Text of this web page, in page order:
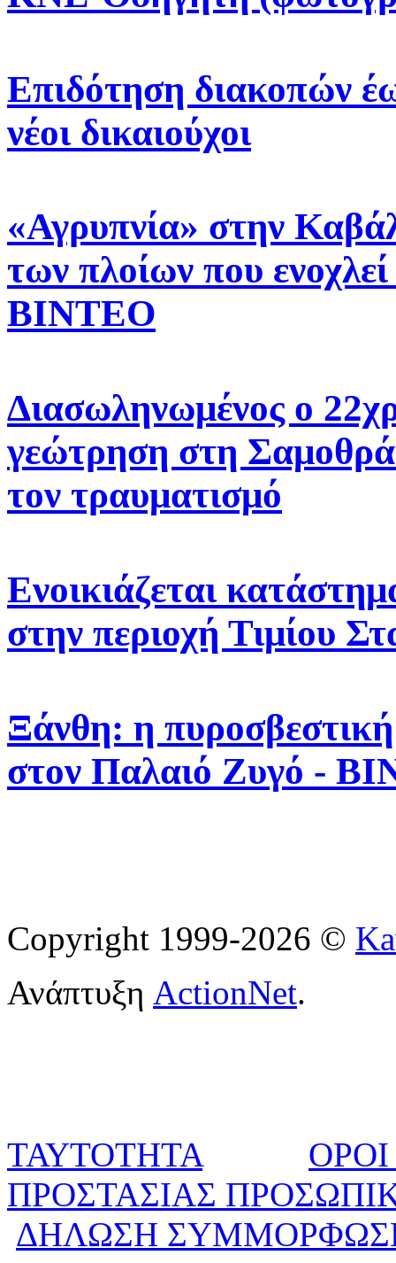
Επιδότηση διακοπών
νέοι δικαιούχοι
«Αγρυπνία» στην
των πλοίων που
ΒΙΝΤΕΟ
Διασωληνωμένος ο
γεώτρηση στη
τον τραυματισμό
Ενοικιάζεται
στην περιοχή Τιμίου
Ξάνθη: η
στον Παλαιό Ζυγό -
Copyright 1999-2026 ©
Ανάπτυξη ActionNet.
ΤΑΥΤΟΤΗΤΑ
ΠΡΟΣΤΑΣΙΑΣ
ΔΗΛΩΣΗ